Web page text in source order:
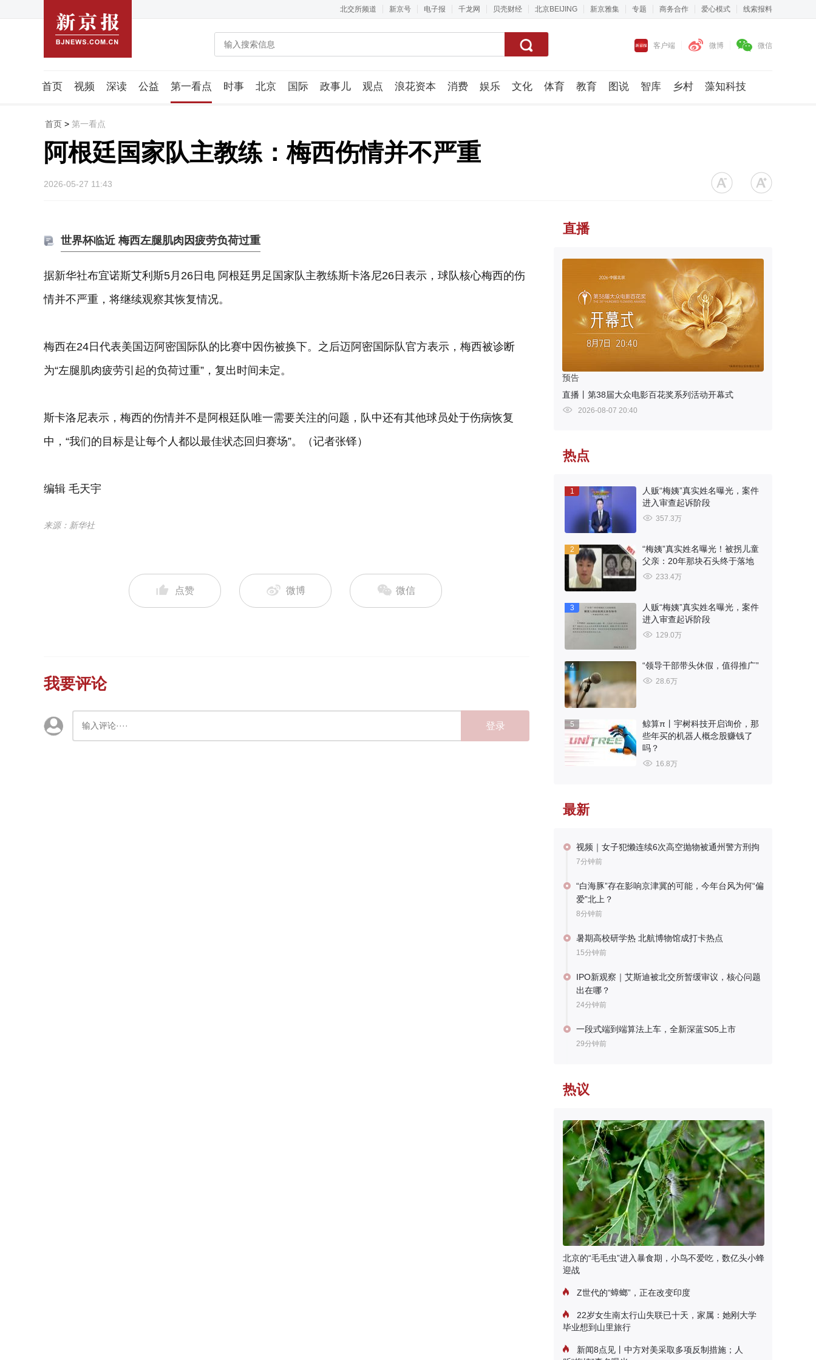
北交所频道 新京号 电子报 千龙网 贝壳财经 北京BEIJING 新京雅集 专题 商务合作 爱心模式 线索报料
客户端 微博 微信
首页 视频 深读 公益 第一看点 时事 北京 国际 政事儿 观点 浪花资本 消费 娱乐 文化 体育 教育 图说 智库 乡村 藻知科技
潮流智造局
首页 > 第一看点
阿根廷国家队主教练：梅西伤情并不严重
2026-05-27 11:43
世界杯临近 梅西左腿肌肉因疲劳负荷过重
据新华社布宜诺斯艾利斯5月26日电 阿根廷男足国家队主教练斯卡洛尼26日表示，球队核心梅西的伤
情并不严重，将继续观察其恢复情况。
梅西在24日代表美国迈阿密国际队的比赛中因伤被换下。之后迈阿密国际队官方表示，梅西被诊断
为“左腿肌肉疲劳引起的负荷过重”，复出时间未定。
斯卡洛尼表示，梅西的伤情并不是阿根廷队唯一需要关注的问题，队中还有其他球员处于伤病恢复
中，“我们的目标是让每个人都以最佳状态回归赛场”。（记者张铎）
编辑 毛天宇
来源：新华社
点赞 微博 微信
我要评论
登录
直播
预告
直播丨第38届大众电影百花奖系列活动开幕式
2026-08-07 20:40
热点
1
人贩“梅姨”真实姓名曝光，案件
进入审查起诉阶段
357.3万
2
“梅姨”真实姓名曝光！被拐儿童
父亲：20年那块石头终于落地
233.4万
3
人贩“梅姨”真实姓名曝光，案件
进入审查起诉阶段
129.0万
4 “领导干部带头休假，值得推广”
28.6万
5
鲸算π丨宇树科技开启询价，那
些年买的机器人概念股赚钱了
吗？
16.8万
最新
视频｜女子犯懒连续6次高空抛物被通州警方刑拘
7分钟前
“白海豚”存在影响京津冀的可能，今年台风为何“偏
爱”北上？
8分钟前
暑期高校研学热 北航博物馆成打卡热点
15分钟前
IPO新观察｜艾斯迪被北交所暂缓审议，核心问题
出在哪？
24分钟前
一段式端到端算法上车，全新深蓝S05上市
29分钟前
热议
北京的“毛毛虫”进入暴食期，小鸟不爱吃，数亿头小蜂
迎战
Z世代的“蟑螂”，正在改变印度
22岁女生南太行山失联已十天，家属：她刚大学
毕业想到山里旅行
新闻8点见丨中方对美采取多项反制措施；人